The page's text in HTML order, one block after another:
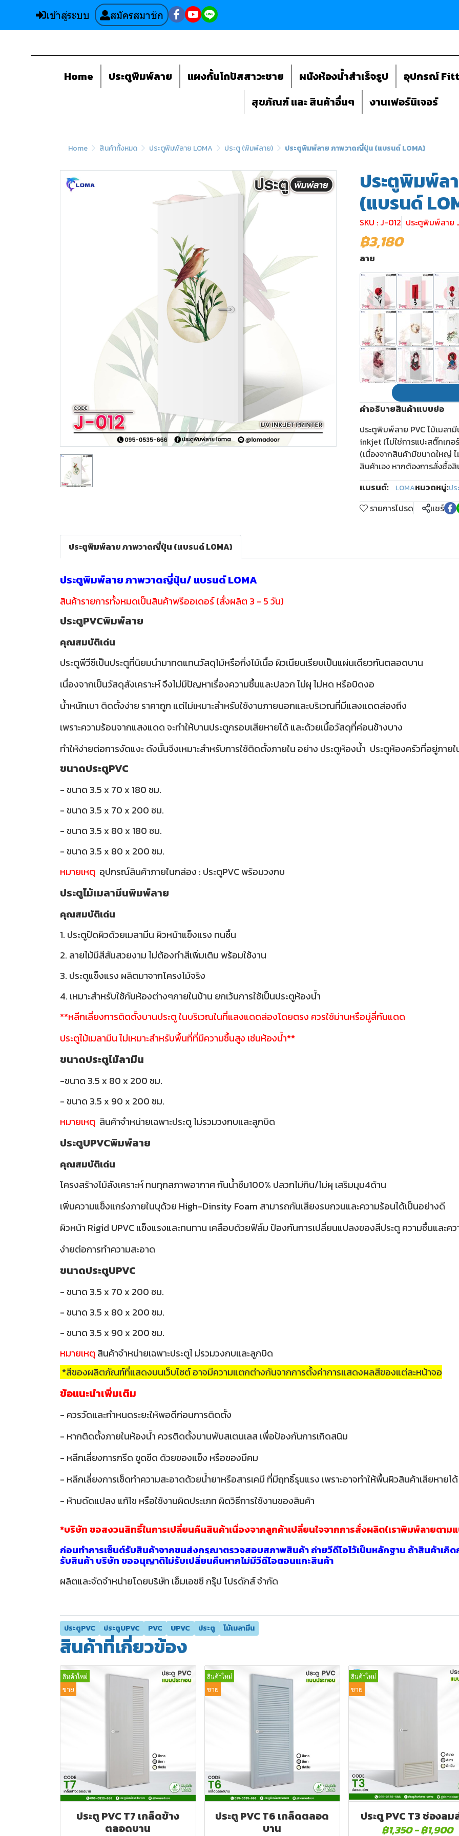
เข้าสู่ระบบ สมัครสมาชิก
Home ประตูพิมพ์ลาย แผงกั้นโถปัสสาวะชาย ผนังห้องน้ำสำเร็จรูป อุปกรณ์
สุขภัณฑ์ และ สินค้าอื่นๆ
งานเฟอร์นิเจอร์
Home สินค้าทั้งหมด ประตูพิมพ์ลาย LOMA ประตู (พิมพ์ลาย) ประตูพิมพ์ลาย ภาพวาดญี่ปุ่น (แบรนด์ LOMA)
ประตูพิมพ์ล
(แบรนด์
SKU : J-012 ประตูพิมพ์ลาย
฿3,180
ลาย
คำอธิบายสินค้าแบบย่อ
ประตูพิมพ์ลาย PVC ไม้เมลา
inkjet (ไม่ใช่การแปะสติ๊กเก
(เนื่องจากสินค้ามีขนาดใหญ่
สินค้าเอง หากต้องการสั่งซื้อ
แบรนด์:
LOMAหมวดหมู่:ป
รายการโปรด แชร์
ประตูพิมพ์ลาย ภาพวาดญี่ปุ่น (แบรนด์ LOMA)
ประตูพิมพ์ลาย ภาพวาดญี่ปุ่น/ แบรนด์ LOMA
สินค้ารายการทั้งหมดเป็นสินค้าพรีออเดอร์ (สั่งผลิต 3 - 5 วัน)
ประตูPVCพิมพ์ลาย
คุณสมบัติเด่น
ประตูพีวีซีเป็นประตูที่นิยมนำมาทดแทนวัสดุไม้หรือกึ่งไม้เนื้อ ผิวเนียนเรียบเป็นแผ่นเดียวกันตลอดบาน
เนื่องจากเป็นวัสดุสังเคราะห์ จึงไม่มีปัญหาเรื่องความชื้นและปลวก ไม่ผุ ไม่หด หรือบิดงอ
น้ำหนักเบา ติดตั้งง่าย ราคาถูก แต่ไม่เหมาะสำหรับใช้งานภายนอกและบริเวณที่มีแสงแดดส่องถึง
เพราะความร้อนจากแสงแดด จะทำให้บานประตูกรอบเสียหายได้ และด้วยเนื้อวัสดุที่ค่อนข้างบาง
ทำให้ง่ายต่อการงัดแงะ ดังนั้นจึงเหมาะสำหรับการใช้ติดตั้งภายใน อย่าง ประตูห้องน้ำ ประตูห้องครัวที่อยู่ภายใ
ขนาดประตูPVC
- ขนาด 3.5 x 70 x 180 ซม.
- ขนาด 3.5 x 70 x 200 ซม.
- ขนาด 3.5 x 80 x 180 ซม.
- ขนาด 3.5 x 80 x 200 ซม.
หมายเหตุ อุปกรณ์สินค้าภายในกล่อง : ประตูPVC พร้อมวงกบ
ประตูไม้เมลามีนพิมพ์ลาย
คุณสมบัติเด่น
1. ประตูปิดผิวด้วยเมลามีน ผิวหน้าแข็งแรง ทนชื้น
2. ลายไม้มีสีสันสวยงาม ไม่ต้องทำสีเพิ่มเติม พร้อมใช้งาน
3. ประตูแข็งแรง ผลิตมาจากโครงไม้จริง
4. เหมาะสำหรับใช้กับห้องต่างๆภายในบ้าน ยกเว้นการใช้เป็นประตูห้องน้ำ
**หลีกเลี่ยงการติดตั้งบานประตู ในบริเวณในที่แสงแดดส่องโดยตรง ควรใช้ม่านหรือมู่ลี่กันแดด
ประตูไม้เมลามีน ไม่เหมาะสำหรับพื้นที่ที่มีความชื้นสูง เช่นห้องน้ำ**
ขนาดประตูไม้ลามีน
-ขนาด 3.5 x 80 x 200 ซม.
- ขนาด 3.5 x 90 x 200 ซม.
หมายเหตุ สินค้าจำหน่ายเฉพาะประตู ไม่รวมวงกบและลูกบิด
ประตูUPVCพิมพ์ลาย
คุณสมบัติเด่น
โครงสร้างไม้สังเคราะห์ ทนทุกสภาพอากาศ กันน้ำซึม100% ปลวกไม่กิน/ไม่ผุ เสริมมุม4ด้าน
เพิ่มความแข็งแกร่งภายในบุด้วย High-Dinsity Foam สามารถกันเสียงรบกวนและความร้อนได้เป็นอย่างดี
ผิวหน้า Rigid UPVC แข็งแรงและทนทาน เคลือบด้วยฟิล์ม ป้องกันการเปลี่ยนแปลงของสีประตู ความชื้นและค
ง่ายต่อการทำความสะอาด
ขนาดประตูUPVC
- ขนาด 3.5 x 70 x 200 ซม.
- ขนาด 3.5 x 80 x 200 ซม.
- ขนาด 3.5 x 90 x 200 ซม.
หมายเหตุ สินค้าจำหน่ายเฉพาะประตูไ ม่รวมวงกบและลูกบิด
*สีของผลิตภัณฑ์ที่แสดงบนเว็บไซต์ อาจมีความแตกต่างกันจากการตั้งค่าการแสดงผลสีของแต่ละหน้าจอ
ข้อแนะนำเพิ่มเติม
- ควรวัดและกำหนดระยะให้พอดีก่อนการติดตั้ง
- หากติดตั้งภายในห้องน้ำ ควรติดตั้งบานพับสเตนเลส เพื่อป้องกันการเกิดสนิม
- หลีกเลี่ยงการกรีด ขูดขีด ด้วยของแข็ง หรือของมีคม
- หลีกเลี่ยงการเช็ดทำความสะอาดด้วยน้ำยาหรือสารเคมี ที่มีฤทธิ์รุนแรง เพราะอาจทำให้พื้นผิวสินค้าเสียหายได้
- ห้ามดัดแปลง แก้ไข หรือใช้งานผิดประเภท ผิดวิธีการใช้งานของสินค้า
*บริษัท ขอสงวนสิทธิ์ในการเปลี่ยนคืนสินค้าเนื่องจากลูกค้าเปลี่ยนใจจากการสั่งผลิต(เราพิมพ์ลายตาม
ก่อนทำการเซ็นต์รับสินค้าจากขนส่งกรุณาตรวจสอบสภาพสินค้า ถ่ายวีดีโอไว้เป็นหลักฐาน ถ้าสินค้าเกิด
รับสินค้า บริษัท ขออนุญาติไม่รับเปลี่ยนคืนหากไม่มีวีดีโอตอนแกะสินค้า
ผลิตและจัดจำหน่ายโดยบริษัท เอ็มเอชซี กรุ๊ป โปรดักส์ จำกัด
ประตูPVC ประตูUPVC PVC UPVC ประตู ไม้เมลามีน
สินค้าที่เกี่ยวข้อง
สินค้าใหม่
ขาย
ประตู PVC T7 เกล็ดข้าง
ตลอดบาน
สินค้าใหม่
ขาย
ประตู PVC T6 เกล็ดตลอด
บาน
สินค้าใหม่
ขาย
ประตู PVC T3 ช่องลม
฿1,350-฿1,900